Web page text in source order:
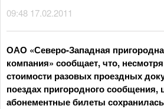
09:48 17.02.2011
ОАО «Северо-Западная
компания» сообщает, что,
стоимости разовых проездных
поездах пригородного сообщения,
абонементные билеты